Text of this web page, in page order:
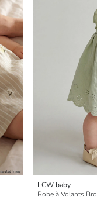
LCW baby
Robe à Volants